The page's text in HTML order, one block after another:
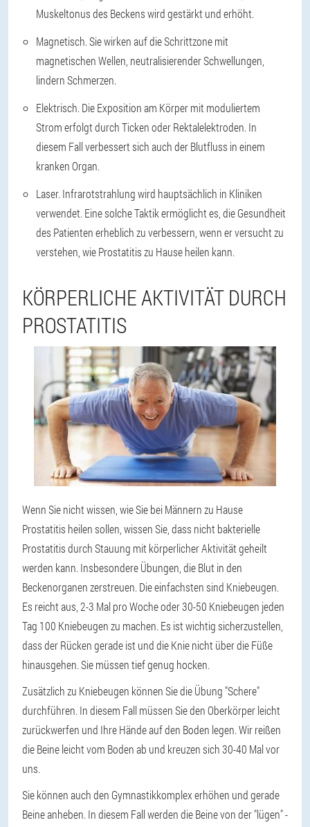
Muskeltonus des Beckens wird gestärkt und erhöht.
Magnetisch.Sie wirken auf die Schrittzone mit
magnetischen Wellen, neutralisierender Schwellungen,
lindern Schmerzen.
Elektrisch. Die Exposition am Körper mit moduliertem
Strom erfolgt durch Ticken oder Rektalelektroden. In
diesem Fall verbessert sich auch der Blutfluss in einem
kranken Organ.
Laser. Infrarotstrahlung wird hauptsächlich in Kliniken
verwendet. Eine solche Taktik ermöglicht es, die Gesundheit
des Patienten erheblich zu verbessern, wenn er versucht zu
verstehen, wie Prostatitis zu Hause heilen kann.
KÖRPERLICHE AKTIVITÄT DURCH
PROSTATITIS
Wenn Sie nicht wissen, wie Sie bei Männern zu Hause
Prostatitis heilen sollen, wissen Sie, dass nicht bakterielle
Prostatitis durch Stauung mit körperlicher Aktivität geheilt
werden kann. Insbesondere Übungen, die Blut in den
Beckenorganen zerstreuen. Die einfachsten sind Kniebeugen.
Es reicht aus, 2-3 Mal pro Woche oder 30-50 Kniebeugen jeden
Tag 100 Kniebeugen zu machen. Es ist wichtig sicherzustellen,
dass der Rücken gerade ist und die Knie nicht über die Füße
hinausgehen. Sie müssen tief genug hocken.
Zusätzlich zu Kniebeugen können Sie die Übung "Schere"
durchführen. In diesem Fall müssen Sie den Oberkörper leicht
zurückwerfen und Ihre Hände auf den Boden legen. Wir reißen
die Beine leicht vom Boden ab und kreuzen sich 30-40 Mal vor
uns.
Sie können auch den Gymnastikkomplex erhöhen und gerade
Beine anheben. In diesem Fall werden die Beine von der "lügen" -